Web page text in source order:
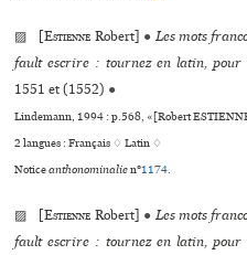
▨ [Estienne Robert] ● Les mots
fault escrire : tournez en latin, pour
1551 et (1552) ●
Lindemann, 1994 : p.568, «[Robert
2 langues :Français ♢Latin ♢
Noticeanthonominalien°1174.
▨ [Estienne Robert] ● Les mots
fault escrire : tournez en latin, pour